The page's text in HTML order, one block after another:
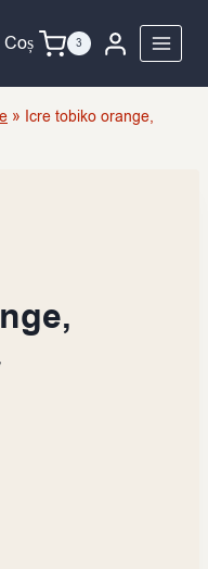
Coș 3
» Icre tobiko orange,